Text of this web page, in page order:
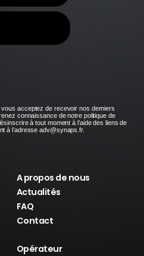
acceptez de recevoir nos derniers
connaissance de notre politique de
à tout moment à l’aide des liens de
à l’adresse adv@synaps.fr.
A propos de nous
Actualités
FAQ
Contact
Opérateur